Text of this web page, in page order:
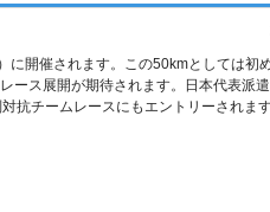
開催されます。この50kmとしては初
ース展開が期待されます。日本代表派
抗チームレースにもエントリーされます